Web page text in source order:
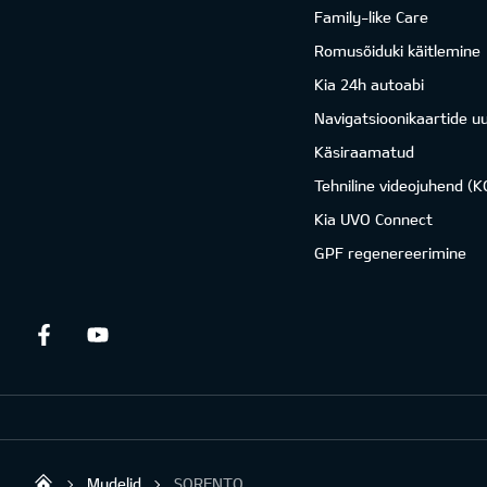
Family-like Care
Romusõiduki käitlemine
Kia 24h autoabi
Navigatsioonikaartide
Käsiraamatud
Tehniline videojuhend
Kia UVO Connect
GPF regenereerimine
Facebook
Mudelid SORENTO